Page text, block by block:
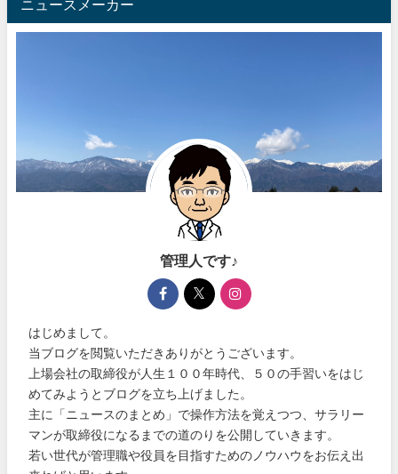
ニュースメーカー
管理人です♪
はじめまして。
当ブログを閲覧いただきありがとうございます。
上場会社の取締役が人生１００年時代、５０の手習いをはじ
めてみようとブログを立ち上げました。
主に「ニュースのまとめ」で操作方法を覚えつつ、サラリー
マンが取締役になるまでの道のりを公開していきます。
若い世代が管理職や役員を目指すためのノウハウをお伝え出